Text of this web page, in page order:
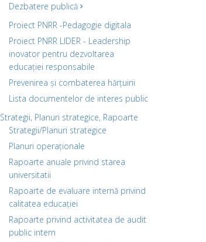
Dezbatere publică
Proiect PNRR -Pedagogie digitala
Proiect PNRR LIDER - Leadership
inovator pentru dezvoltarea
educației responsabile
Prevenirea și combaterea hărțuirii
Lista documentelor de interes public
Strategii, Planuri strategice, Rapoarte
Strategii/Planuri strategice
Planuri operaționale
Rapoarte anuale privind starea
universitatii
Rapoarte de evaluare internă privind
calitatea educației
Rapoarte privind activitatea de audit
public intern